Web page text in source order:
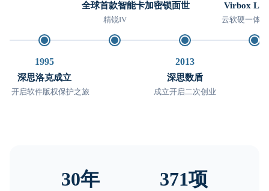
1995
深思洛克成立
开启软件版权保护之旅
全球首款智能卡加密锁面世
精锐IV
2013
深思数盾
成立开启二次创业
Virbox LM
云软硬一体
30年 371项